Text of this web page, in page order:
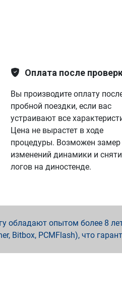
Оплата после
Вы производите оплату
пробной поездки, если вас
устраивают все
Цена не вырастет в ходе
процедуры. Возможен замер
изменений динамики и
логов на диностенде.
обладают опытом более 8
Bitbox, PCMFlash), что